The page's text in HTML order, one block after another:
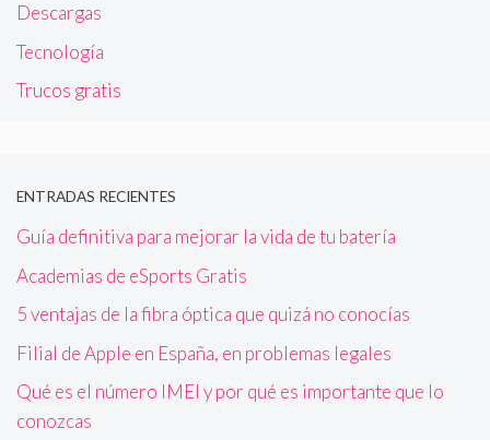
Descargas
Tecnología
Trucos gratis
ENTRADAS RECIENTES
Guía definitiva para mejorar la vida de tu batería
Academias de eSports Gratis
5 ventajas de la fibra óptica que quizá no conocías
Filial de Apple en España, en problemas legales
Qué es el número IMEI y por qué es importante que lo
conozcas